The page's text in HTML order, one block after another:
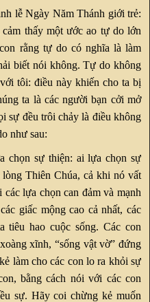
lễ Ngày Năm Thánh giới trẻ:
thấy một ước ao tự do lớn
rằng tự do có nghĩa là làm
biết nói không. Tự do không
tôi: điều này khiến cho ta bị
ta là các người bạn cởi mở
sự đều trôi chảy là điều không
như sau:
chọn sự thiện: ai lựa chọn sự
Thiên Chúa, cả khi nó vất
lựa chọn can đảm và mạnh
giấc mộng cao cả nhất, các
tiêu hao cuộc sống. Các con
xĩnh, “sống vật vờ” đứng
làm cho các con lo ra khỏi sự
bằng cách nói với các con
sự. Hãy coi chừng kẻ muốn